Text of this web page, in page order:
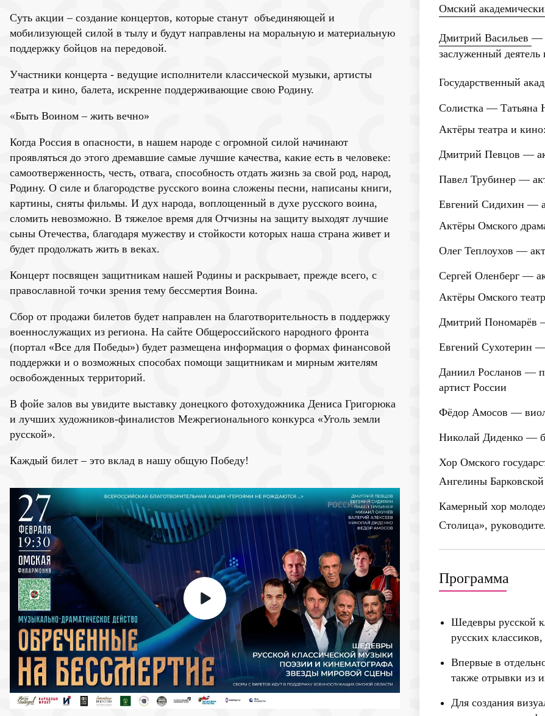
Суть акции – создание концертов, которые станут объединяющей и
мобилизующей силой в тылу и будут направлены на моральную и материальную
поддержку бойцов на передовой.
Участники концерта - ведущие исполнители классической музыки, артисты
театра и кино, балета, искренне поддерживающие свою Родину.
«Быть Воином – жить вечно»
Когда Россия в опасности, в нашем народе с огромной силой начинают
проявляться до этого дремавшие самые лучшие качества, какие есть в человеке:
самоотверженность, честь, отвага, способность отдать жизнь за свой род, народ,
Родину. О силе и благородстве русского воина сложены песни, написаны книги,
картины, сняты фильмы. И дух народа, воплощенный в духе русского воина,
сломить невозможно. В тяжелое время для Отчизны на защиту выходят лучшие
сыны Отечества, благодаря мужеству и стойкости которых наша страна живет и
будет продолжать жить в веках.
Концерт посвящен защитникам нашей Родины и раскрывает, прежде всего, с
православной точки зрения тему бессмертия Воина.
Сбор от продажи билетов будет направлен на благотворительность в поддержку
военнослужащих из региона. На сайте Общероссийского народного фронта
(портал «Все для Победы») будет размещена информация о формах финансовой
поддержки и о возможных способах помощи защитникам и мирным жителям
освобожденных территорий.
В фойе залов вы увидите выставку донецкого фотохудожника Дениса Григорюка
и лучших художников-финалистов Межрегионального конкурса «Уголь земли
русской».
Каждый билет – это вклад в нашу общую Победу!
Омский
Дмитрий Васильев —
заслуженный
Государственный
Солистка — Татьяна
Актёры театра и кино:
Дмитрий Певцов —
Павел Трубинер —
Евгений Сидихин —
Актёры Омского
Олег Теплоухов —
Сергей Оленберг —
Актёры Омского
Дмитрий Пономарёв
Евгений Сухотерин —
Даниил Росланов—
артист России
Фёдор Амосов —
Николай Диденко —
Хор Омского
Ангелины Барковской
Камерный хор
Столица»,
Программа
Шедевры русской
русских
Впервые в
также отрывки из
Для создания